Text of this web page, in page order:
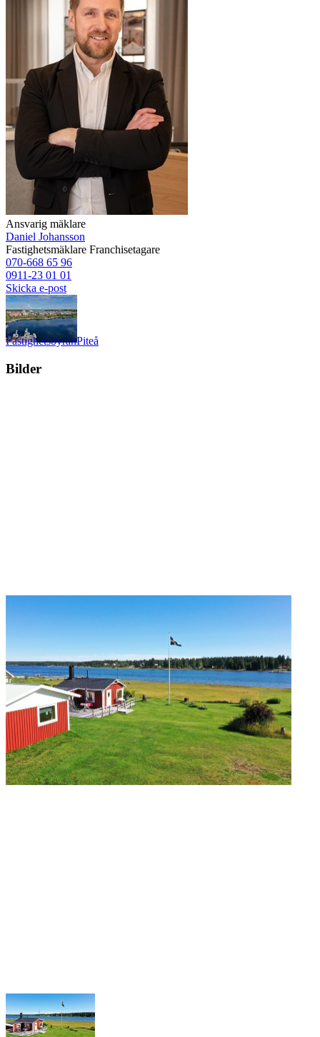
Ansvarig mäklare
Daniel Johansson
Fastighetsmäklare Franchisetagare
070-668 65 96
0911-23 01 01
Skicka e-post
FastighetsbyrånPiteå
Bilder